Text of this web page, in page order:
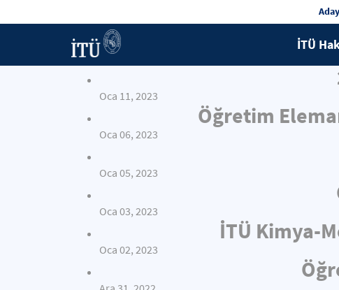
İTÜ
Oca 11, 2023
Öğretim
Oca 06, 2023
Oca 05, 2023
Oca 03, 2023
İTÜ Kimya-
Oca 02, 2023